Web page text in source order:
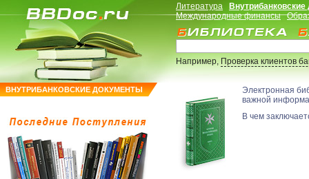
ВНУТРИБАНКОВСКИЕ ДОКУМЕНТЫ
Литература
Международные финансы
Например,Проверка клиентов
Электронная
важной
В чем